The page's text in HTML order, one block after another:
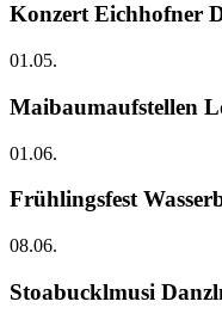
Konzert Eichhofner
01.05.
Maibaumaufstellen
01.06.
Frühlingsfest
08.06.
Stoabucklmusi